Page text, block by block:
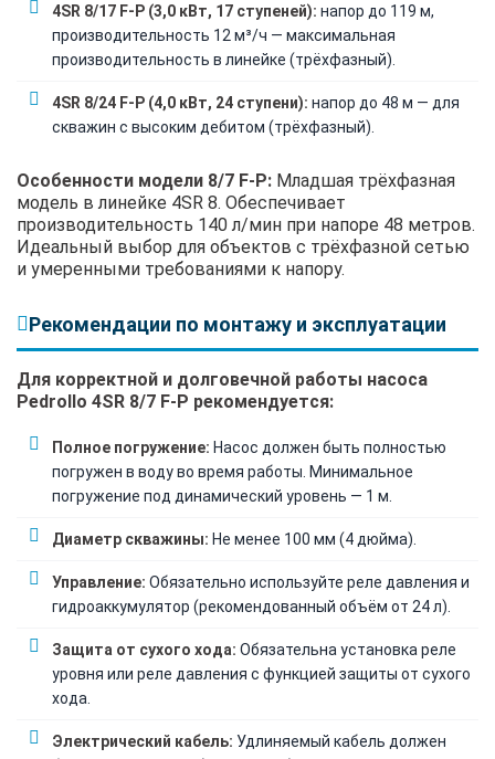
4SR 8/17 F-P (3,0 кВт, 17 ступеней): напор до 119 м,
производительность 12 м³/ч — максимальная
производительность в линейке (трёхфазный).
4SR 8/24 F-P (4,0 кВт, 24 ступени): напор до 48 м — для
скважин с высоким дебитом (трёхфазный).
Особенности модели 8/7 F-P: Младшая трёхфазная
модель в линейке 4SR 8. Обеспечивает
производительность 140 л/мин при напоре 48 метров.
Идеальный выбор для объектов с трёхфазной сетью
и умеренными требованиями к напору.
Рекомендации по монтажу и эксплуатации
Для корректной и долговечной работы насоса
Pedrollo 4SR 8/7 F-P рекомендуется:
Полное погружение: Насос должен быть полностью
погружен в воду во время работы. Минимальное
погружение под динамический уровень — 1 м.
Диаметр скважины: Не менее 100 мм (4 дюйма).
Управление: Обязательно используйте реле давления и
гидроаккумулятор (рекомендованный объём от 24 л).
Защита от сухого хода: Обязательна установка реле
уровня или реле давления с функцией защиты от сухого
хода.
Электрический кабель: Удлиняемый кабель должен